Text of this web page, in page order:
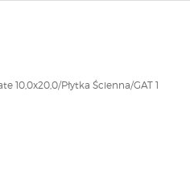
inspiracją zaczerpniętą z
przedmieść lat 50 XX wieku.
wizualne, a także praktyczne
10,0x20,0/Płytka Ścienna/GAT 1